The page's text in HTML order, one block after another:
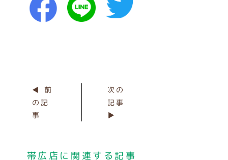
◀ 前
の記
事
次の
記事
▶
帯広店に関連する記事